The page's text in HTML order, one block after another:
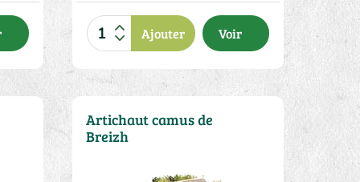
Ajouter Voir
Artichaut camus de
Breizh